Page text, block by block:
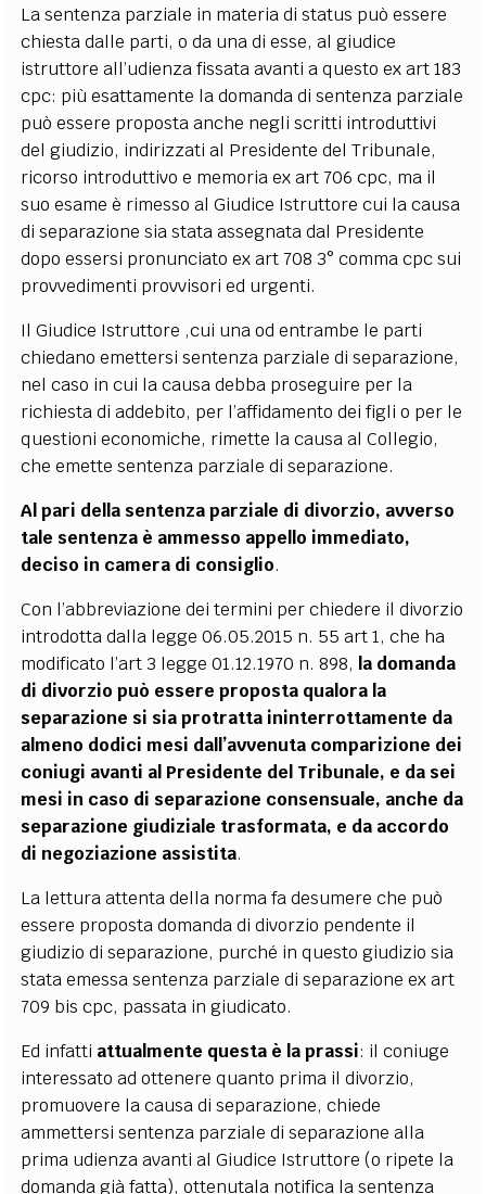
La sentenza parziale in materia di status può essere
chiesta dalle parti, o da una di esse, al giudice
istruttore all’udienza fissata avanti a questo ex art 183
cpc: più esattamente la domanda di sentenza parziale
può essere proposta anche negli scritti introduttivi
del giudizio, indirizzati al Presidente del Tribunale,
ricorso introduttivo e memoria ex art 706 cpc, ma il
suo esame è rimesso al Giudice Istruttore cui la causa
di separazione sia stata assegnata dal Presidente
dopo essersi pronunciato ex art 708 3° comma cpc sui
provvedimenti provvisori ed urgenti.
Il Giudice Istruttore ,cui una od entrambe le parti
chiedano emettersi sentenza parziale di separazione,
nel caso in cui la causa debba proseguire per la
richiesta di addebito, per l’affidamento dei figli o per le
questioni economiche, rimette la causa al Collegio,
che emette sentenza parziale di separazione.
Al pari della sentenza parziale di divorzio, avverso
tale sentenza è ammesso appello immediato,
deciso in camera di consiglio.
Con l’abbreviazione dei termini per chiedere il divorzio
introdotta dalla legge 06.05.2015 n. 55 art 1, che ha
modificato l’art 3 legge 01.12.1970 n. 898, la domanda
di divorzio può essere proposta qualora la
separazione si sia protratta ininterrottamente da
almeno dodici mesi dall’avvenuta comparizione dei
coniugi avanti al Presidente del Tribunale, e da sei
mesi in caso di separazione consensuale, anche da
separazione giudiziale trasformata, e da accordo
di negoziazione assistita.
La lettura attenta della norma fa desumere che può
essere proposta domanda di divorzio pendente il
giudizio di separazione, purché in questo giudizio sia
stata emessa sentenza parziale di separazione ex art
709 bis cpc, passata in giudicato.
Ed infatti attualmente questa è la prassi: il coniuge
interessato ad ottenere quanto prima il divorzio,
promuovere la causa di separazione, chiede
ammettersi sentenza parziale di separazione alla
prima udienza avanti al Giudice Istruttore (o ripete la
domanda già fatta), ottenutala notifica la sentenza